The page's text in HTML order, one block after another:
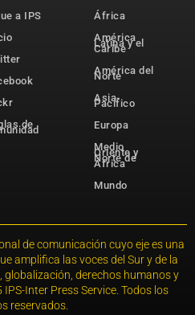
a IPS
de
África
América
Latina y el
Caribe
América del
Norte
Asia-
Pacífico
Europa
Medio
Oriente y
Norte de
África
Mundo
de comunicación cuyo eje es una
amplifica las voces del Sur y de la
globalización, derechos humanos y
Inter Press Service. Todos los
reservados.